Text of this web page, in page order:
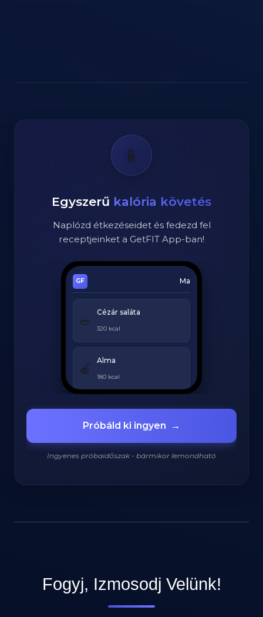
📱
Egyszerű kalória követés
Naplózd étkezéseidet és fedezd fel
receptjeinket a GetFIT App-ban!
Ma
🥗
Cézár saláta
320 kcal
🍎
Alma
180 kcal
Grillezett csirke
420 kcal
Próbáld ki ingyen →
Ingyenes próbaidőszak - bármikor lemondható
Fogyj, Izmosodj Velünk!